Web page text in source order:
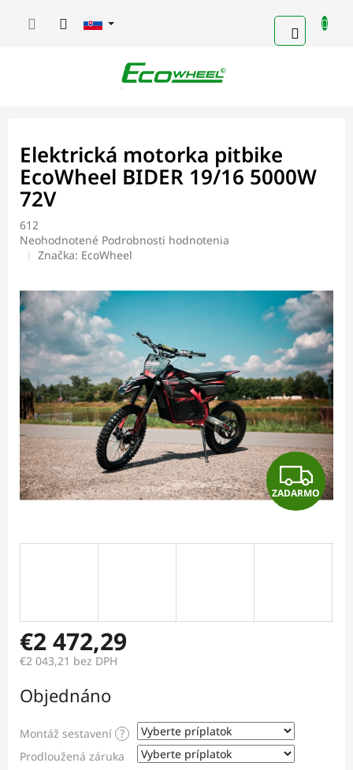
KOŠÍK
Elektrická motorka pitbike
EcoWheel BIDER 19/16 5000W
72V
612
Priemerné
hodnotenie
0,0
z
5
hviezdičiek.
Neohodnotené Podrobnosti hodnotenia
Značka: EcoWheel
Z
A
D
ZADARMO
€2 472,29
€2 043,21 bez DPH
cena:
Objednáno
Montáž sestavení ?
Prodloužená záruka